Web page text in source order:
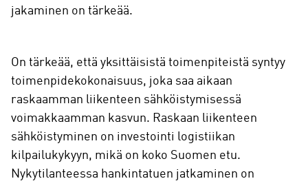
jakaminen on tärkeää.
On tärkeää, että yksittäisistä toimenpiteistä syntyy
toimenpidekokonaisuus, joka saa aikaan
raskaamman liikenteen sähköistymisessä
voimakkaamman kasvun. Raskaan liikenteen
sähköistyminen on investointi logistiikan
kilpailukykyyn, mikä on koko Suomen etu.
Nykytilanteessa hankintatuen jatkaminen on